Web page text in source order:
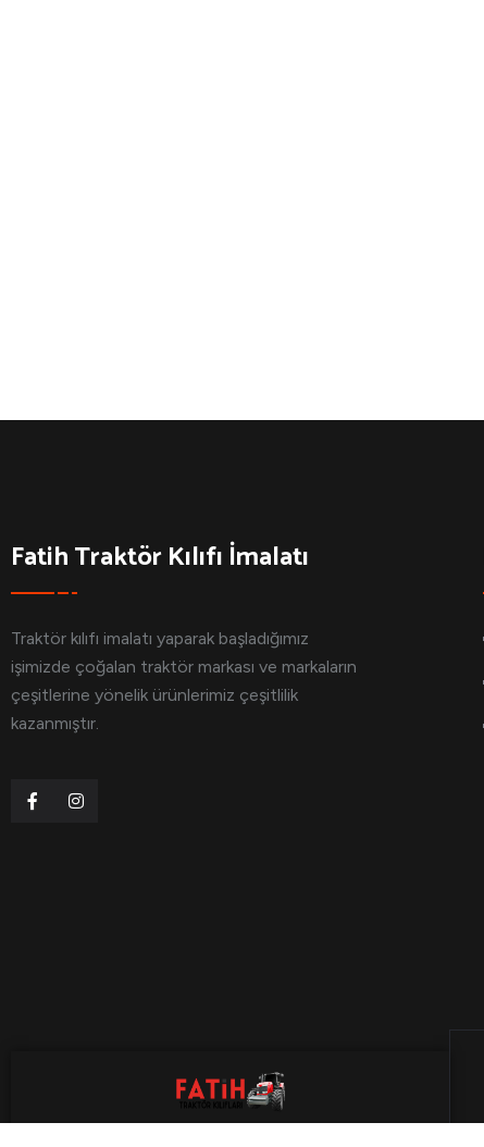
Fatih Traktör Kılıfı İmalatı
Traktör kılıfı imalatı yaparak başladığımız
işimizde çoğalan traktör markası ve markaların
çeşitlerine yönelik ürünlerimiz çeşitlilik
kazanmıştır.